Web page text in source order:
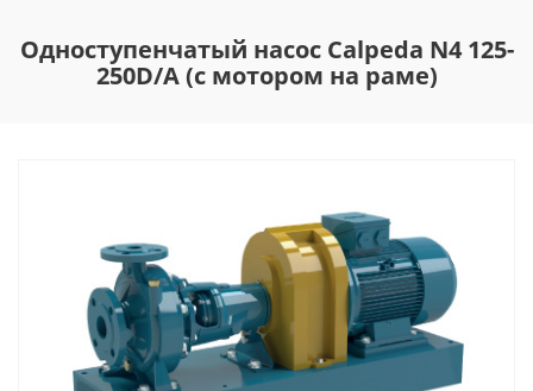
Одноступенчатый насос Calpeda N4 125-
250D/A (с мотором на раме)